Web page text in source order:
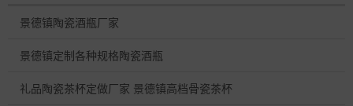
景德镇陶瓷酒瓶厂家
景德镇定制各种规格陶瓷酒瓶
礼品陶瓷茶杯定做厂家 景德镇高档骨瓷茶杯